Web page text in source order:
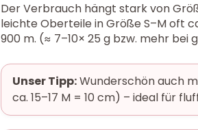
Der Verbrauch hängt stark von
leichte Oberteile in Größe S–M oft
900 m. (≈ 7–10× 25 g bzw. mehr bei
Unser Tipp:Wunderschön auch
ca. 15–17 M = 10 cm) – ideal für